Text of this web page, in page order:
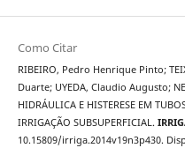
Como Citar
RIBEIRO, Pedro Henrique Pinto;
Duarte; UYEDA, Claudio Augusto;
HIDRÁULICA E HISTERESE EM
IRRIGAÇÃO SUBSUPERFICIAL.
10.15809/irriga.2014v19n3p430.